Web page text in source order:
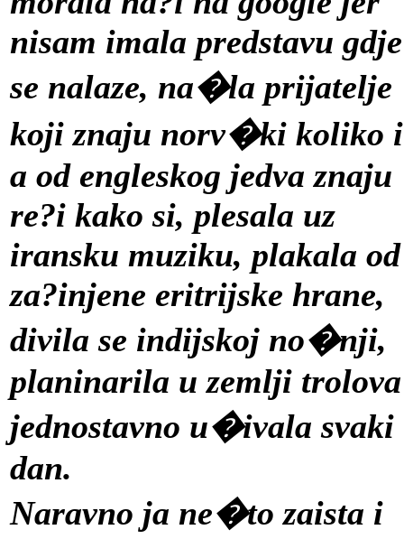
nisam imala predstavu gdje
se nalaze, na�la prijatelje
koji znaju norv�ki koliko
a od engleskog jedva znaju
re?i kako si, plesala uz
iransku muziku, plakala od
za?injene eritrijske hrane,
divila se indijskoj no�nji,
planinarila u zemlji
jednostavno u�ivala svaki
dan.
Naravno ja ne�to zaista i